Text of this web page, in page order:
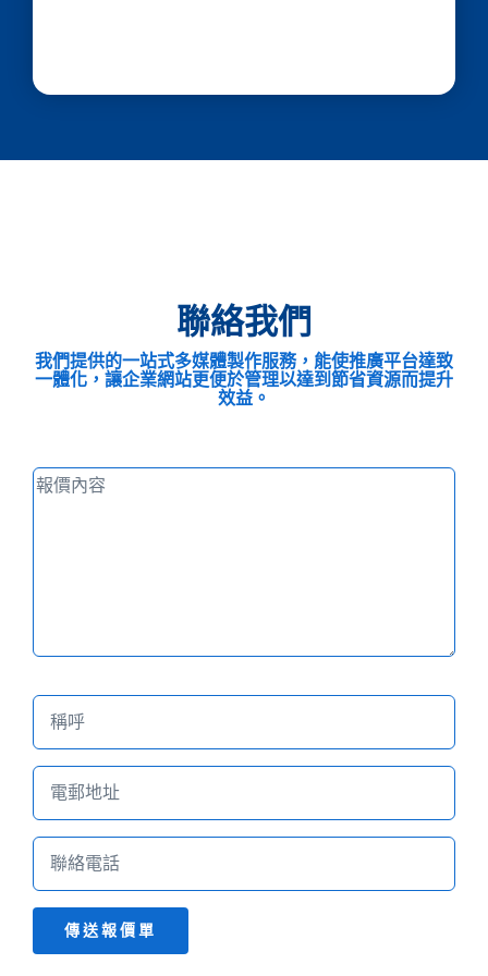
聯絡我們
我們提供的一站式多媒體製作服務，能使推廣平台達致
一體化，讓企業網站更便於管理以達到節省資源而提升
效益。
傳送報價單